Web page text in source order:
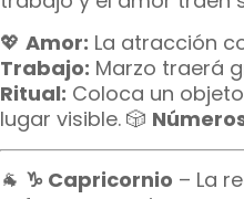
💖 Amor: La atracción
Trabajo: Marzo traerá
Ritual: Coloca un
lugar visible. 🎲
🐐 ♑ Capricornio – La